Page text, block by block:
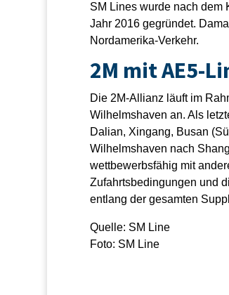
SM Lines wurde nach dem
Jahr 2016 gegründet.
Nordamerika-Verkehr.
2M mit AE5-
Die 2M-Allianz läuft im
Wilhelmshaven an. Als
Dalian, Xingang, Busan
Wilhelmshaven nach
wettbewerbsfähig mit
Zufahrtsbedingungen und
entlang der gesamten
Quelle: SM Line
Foto: SM Line